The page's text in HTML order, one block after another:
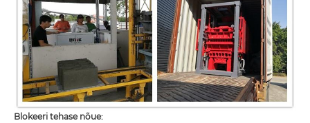
Blokeeri tehase nõue: